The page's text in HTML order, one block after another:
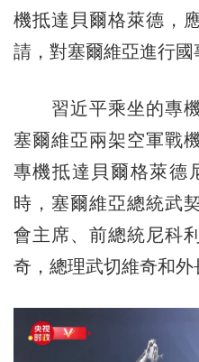
機抵達貝爾格萊德，
請，對塞爾維亞進行國
習近平乘坐的專機
塞爾維亞兩架空軍戰
專機抵達貝爾格萊德
時，塞爾維亞總統武
會主席、前總統尼科
奇，總理武切維奇和外